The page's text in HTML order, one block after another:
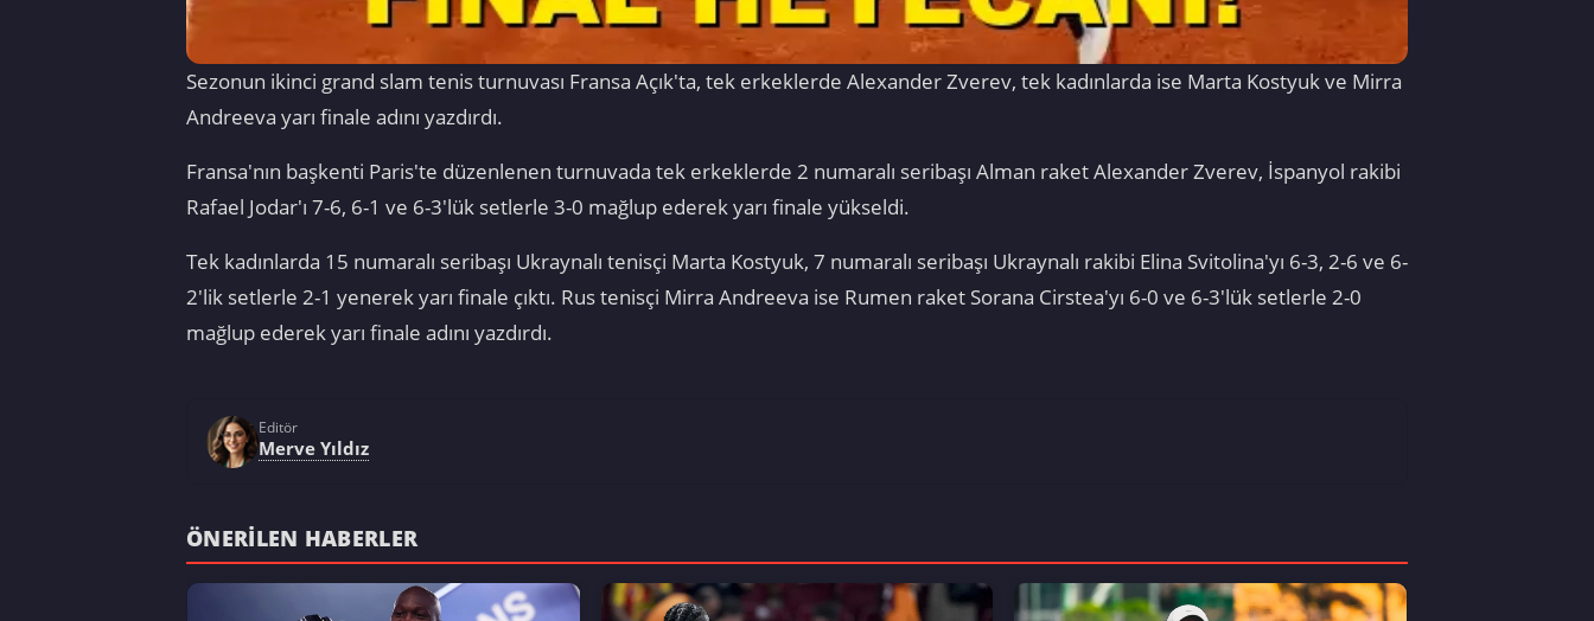
Sezonun ikinci grand slam tenis turnuvası Fransa Açık'ta, tek erkeklerde Alexander Zverev, tek kadınlarda ise Marta Kostyuk ve Mirra
Andreeva yarı finale adını yazdırdı.
Fransa'nın başkenti Paris'te düzenlenen turnuvada tek erkeklerde 2 numaralı seribaşı Alman raket Alexander Zverev, İspanyol rakibi
Rafael Jodar'ı 7-6, 6-1 ve 6-3'lük setlerle 3-0 mağlup ederek yarı finale yükseldi.
Tek kadınlarda 15 numaralı seribaşı Ukraynalı tenisçi Marta Kostyuk, 7 numaralı seribaşı Ukraynalı rakibi Elina Svitolina'yı 6-3, 2-6 ve 6-
2'lik setlerle 2-1 yenerek yarı finale çıktı. Rus tenisçi Mirra Andreeva ise Rumen raket Sorana Cirstea'yı 6-0 ve 6-3'lük setlerle 2-0
mağlup ederek yarı finale adını yazdırdı.
Editör
Merve Yıldız
ÖNERILEN HABERLER